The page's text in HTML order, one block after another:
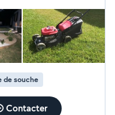
de souche
Contacter